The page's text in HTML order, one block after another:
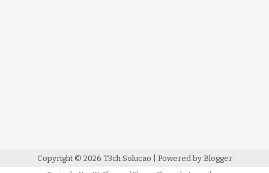
Copyright © 2026 T3ch Solucao | Powered by Blogger